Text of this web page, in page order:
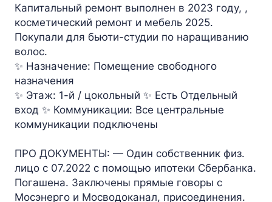
Капитальный ремонт выполнен в 2023 году, ,
косметический ремонт и мебель 2025.
Покупали для бьюти-студии по наращиванию
волос.
✨ Назначение: Помещение свободного
назначения
✨ Этаж: 1-й / цокольный ✨ Есть Отдельный
вход ✨ Коммуникации: Все центральные
коммуникации подключены
ПРО ДОКУМЕНТЫ: — Один собственник физ.
лицо с 07.2022 с помощью ипотеки Сбербанка.
Погашена. Заключены прямые говоры с
Мосэнерго и Мосводоканал, присоединения.